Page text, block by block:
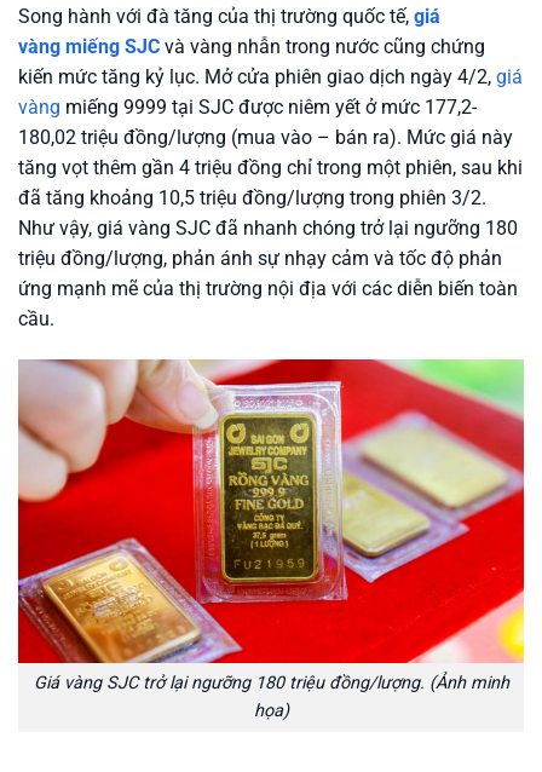
Song hành với đà tăng của thị trường quốc tế, giá
vàng miếng SJC và vàng nhẫn trong nước cũng chứng
kiến mức tăng kỷ lục. Mở cửa phiên giao dịch ngày 4/2, giá
vàng miếng 9999 tại SJC được niêm yết ở mức 177,2-
180,02 triệu đồng/lượng (mua vào – bán ra). Mức giá này
tăng vọt thêm gần 4 triệu đồng chỉ trong một phiên, sau khi
đã tăng khoảng 10,5 triệu đồng/lượng trong phiên 3/2.
Như vậy, giá vàng SJC đã nhanh chóng trở lại ngưỡng 180
triệu đồng/lượng, phản ánh sự nhạy cảm và tốc độ phản
ứng mạnh mẽ của thị trường nội địa với các diễn biến toàn
cầu.
Giá vàng SJC trở lại ngưỡng 180 triệu đồng/lượng. (Ảnh minh
họa)